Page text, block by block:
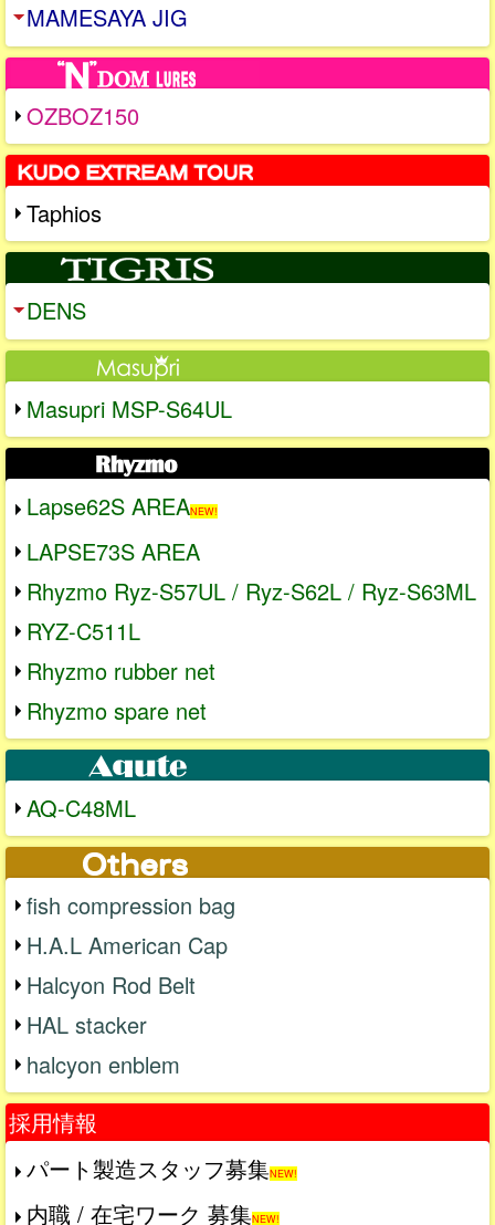
MAMESAYA JIG
OZBOZ150
Taphios
DENS
Masupri MSP-S64UL
Lapse62S AREANEW!
LAPSE73S AREA
Rhyzmo Ryz-S57UL / Ryz-S62L / Ryz-S63ML
RYZ-C511L
Rhyzmo rubber net
Rhyzmo spare net
AQ-C48ML
fish compression bag
H.A.L American Cap
Halcyon Rod Belt
HAL stacker
halcyon enblem
採用情報
パート製造スタッフ募集NEW!
内職 / 在宅ワーク 募集NEW!